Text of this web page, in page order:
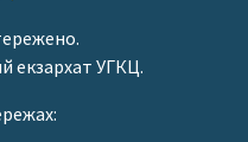
екзархат УГКЦ.